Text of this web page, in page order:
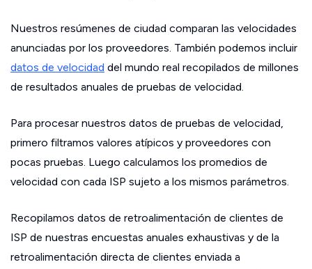
Nuestros resúmenes de ciudad comparan las velocidades
anunciadas por los proveedores. También podemos incluir
datos de velocidad del mundo real recopilados de millones
de resultados anuales de pruebas de velocidad.
Para procesar nuestros datos de pruebas de velocidad,
primero filtramos valores atípicos y proveedores con
pocas pruebas. Luego calculamos los promedios de
velocidad con cada ISP sujeto a los mismos parámetros.
Recopilamos datos de retroalimentación de clientes de
ISP de nuestras encuestas anuales exhaustivas y de la
retroalimentación directa de clientes enviada a